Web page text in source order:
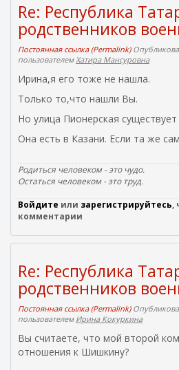
Re: Республика
родственников
Постоянная ссылка (Permalink)
пользователемХатира Мансуровна
Ирина,я его тоже не нашла.
Только то,что нашли Вы.
Но улица Пионерская
Она есть в Казани. Если та же
Родиться человеком - это чудо.
Остаться человеком - это труд.
Войдите или зарегистрируйтесь,
комментарии
Re: Республика
родственников
Постоянная ссылка (Permalink)
пользователем Ирина Кокуркина
Вы считаете, что мой второй
отношения к Шишкину?